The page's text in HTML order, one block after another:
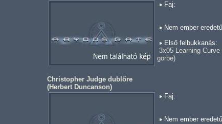
Faj:
Nem ember eredetű
Első felbukkanás:
3x05 Learning Curve
görbe)
Christopher Judge dublőre
(Herbert Duncanson)
Faj:
Nem ember eredetű